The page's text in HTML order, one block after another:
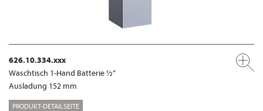
626.10.334.xxx
Waschtisch 1-Hand Batterie ½“
Ausladung 152 mm
PRODUKT-DETAILSEITE